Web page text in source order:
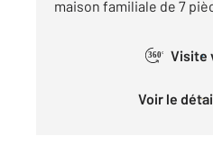
maison familiale de 7
360°
Voir le